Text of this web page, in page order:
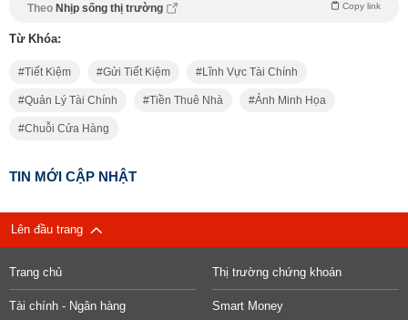
Theo Nhịp sống thị trường Copy link
Từ Khóa:
Tiết Kiệm Gửi Tiết Kiệm Lĩnh Vực Tài Chính
Quản Lý Tài Chính Tiền Thuê Nhà Ảnh Minh Họa
Chuỗi Cửa Hàng
TIN MỚI CẬP NHẬT
Lên đầu trang
Trang chủ Thị trường chứng khoán
Tài chính - Ngân hàng Smart Money